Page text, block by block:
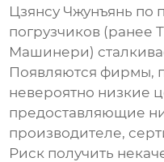
Цзянсу Чжунъянь по
погрузчиков (ранее
Машинери)
Появляются фирмы,
невероятно низкие
предоставляющие
производителе,
Риск получить